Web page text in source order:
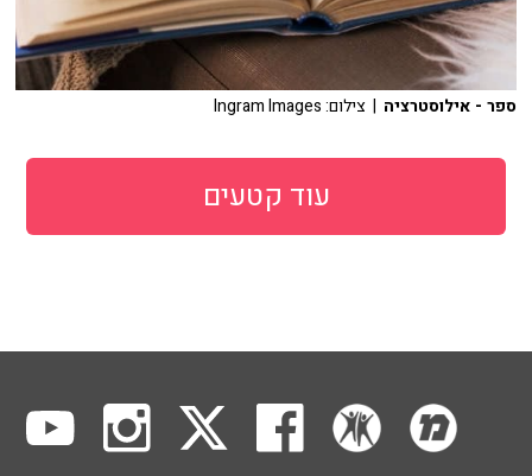
ספר - אילוסטרציה | צילום: Ingram Images
עוד קטעים